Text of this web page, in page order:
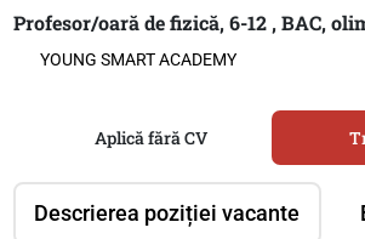
Profesor/oară de fizică, 6-12 , BAC,
YOUNG SMART ACADEMY
Descrierea poziției vacante
Aplică fără CV